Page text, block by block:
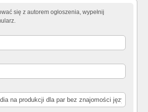
się z autorem ogłoszenia, wypełnij